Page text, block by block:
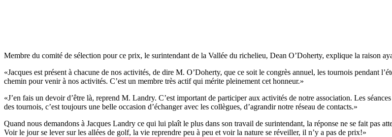
Membre du comité de sélection pour ce prix, le surintendant de la Vallée du richelieu, Dean O’Doherty, explique la raison
«Jacques est présent à chacune de nos activités, de dire M. O’Doherty, que ce soit le congrès annuel, les tournois pendant
chemin pour venir à nos activités. C’est un membre très actif qui mérite pleinement cet honneur.»
«J’en fais un devoir d’être là, reprend M. Landry. C’est important de participer aux activités de notre association. Les
des tournois, c’est toujours une belle occasion d’échanger avec les collègues, d’agrandir notre réseau de contacts.»
Quand nous demandons à Jacques Landry ce qui lui plaît le plus dans son travail de surintendant, la réponse ne se fait pas
Voir le jour se lever sur les allées de golf, la vie reprendre peu à peu et voir la nature se réveiller, il n’y a pas de prix!»